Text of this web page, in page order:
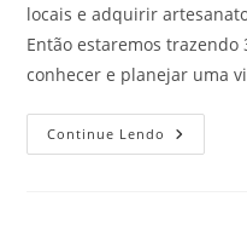
locais e adquirir
Então estaremos trazendo
conhecer e planejar uma
Continue Lendo Feiras
Populares